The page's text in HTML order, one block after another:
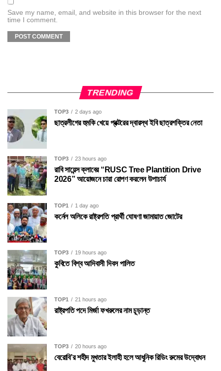
Save my name, email, and website in this browser for the next
time I comment.
TRENDING
TOP3 2 days ago
ছাত্রলীগের হুমকি খেয়ে প্রক্টরের দ্বারস্থ ইবি ছাত্রশক্তির নেতা
TOP3 23 hours ago
রাবি সায়েন্স ক্লাবের “RUSC Tree Plantition Drive
2026” আয়োজনে চারা রোপণ করলেন উপাচার্য
TOP1 1 day ago
কর্নেল অলিকে রাষ্ট্রপতি প্রার্থী ঘোষণা জামায়াত জোটের
TOP3 19 hours ago
কুবিতে বিশ্ব আদিবাসী দিবস পালিত
TOP1 21 hours ago
রাষ্ট্রপতি পদে মির্জা ফখরুলের নাম চূড়ান্ত
TOP3 20 hours ago
বেরোবি’র শহীদ মুখতার ইলাহী হলে আধুনিক রিডিং রুমের উদ্বোধন